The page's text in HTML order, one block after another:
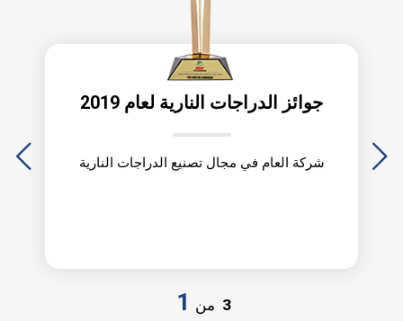
جوائز الدراجات النارية لعام 2019
شركة العام في مجال تصنيع الدراجات النارية
1 من 3